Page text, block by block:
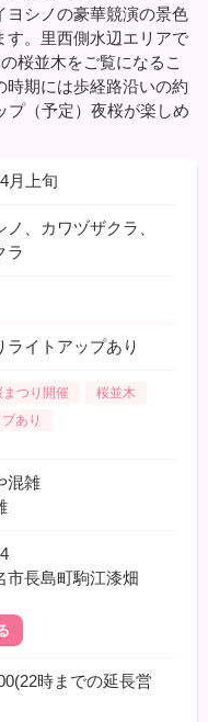
ヨシノの豪華競演の景色
す。里西側水辺エリアで
桜並木をご覧になるこ
時期には歩経路沿いの約
プ（予定）夜桜が楽しめ
月上旬
ノ、カワヅザクラ、
ラ
ライトアップあり
まつり開催
桜並木
あり
混雑
市長島町駒江漆畑
時までの延長営